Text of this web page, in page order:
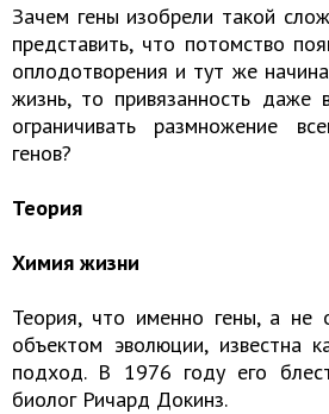
Зачем гены изобрели такой
представить, что потомство
оплодотворения и тут же
жизнь, то привязанность даже
ограничивать размножение
генов?
Теория
Химия жизни
Теория, что именно гены, а не
объектом эволюции, известна
подход. В 1976 году его
биолог Ричард Докинз.